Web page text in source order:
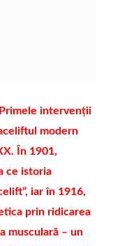
intervenții
modern
În 1901,
ce istoria
iar în 1916,
prin ridicarea
musculară – un